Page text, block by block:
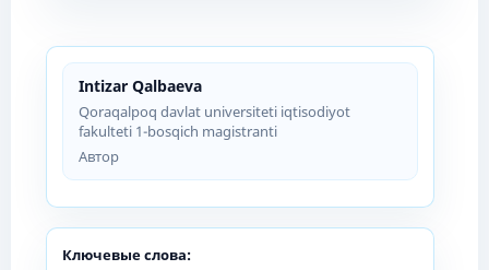
Intizar Qalbaeva
Qoraqalpoq davlat universiteti iqtisodiyot
fakulteti 1-bosqich magistranti
Автор
Ключевые слова: